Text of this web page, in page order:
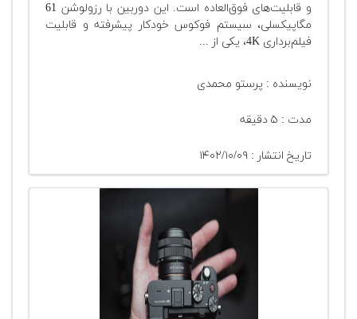
و قابلیت‌های فوق‌العاده است. این دوربین با رزولوشن 61
مگاپیکسلی، سیستم فوکوس خودکار پیشرفته و قابلیت
فیلم‌برداری 4K، یکی از ...
نویسنده : پرستو محمدی
مدت : ۵ دقیقه
تاریخ انتشار : ۱۴۰۲/۱۰/۰۹